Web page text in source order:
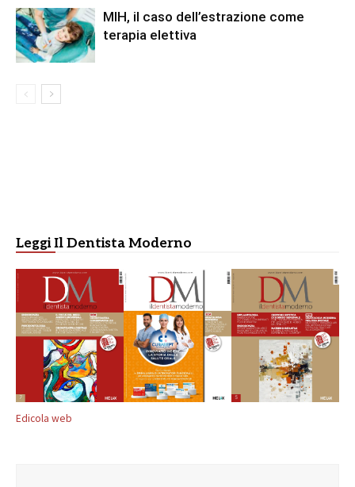
MIH, il caso dell’estrazione come
terapia elettiva
Leggi Il Dentista Moderno
Edicola web